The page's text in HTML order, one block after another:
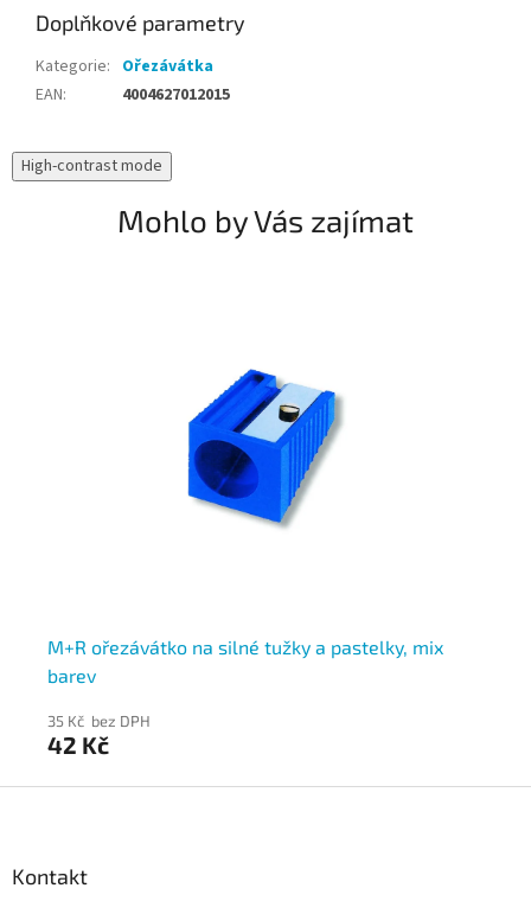
Doplňkové parametry
Kategorie: Ořezávátka
EAN: 4004627012015
High-contrast mode
Mohlo by Vás zajímat
M+R ořezávátko na silné tužky a pastelky, mix
barev
35 Kč bez DPH
42 Kč
Kontakt